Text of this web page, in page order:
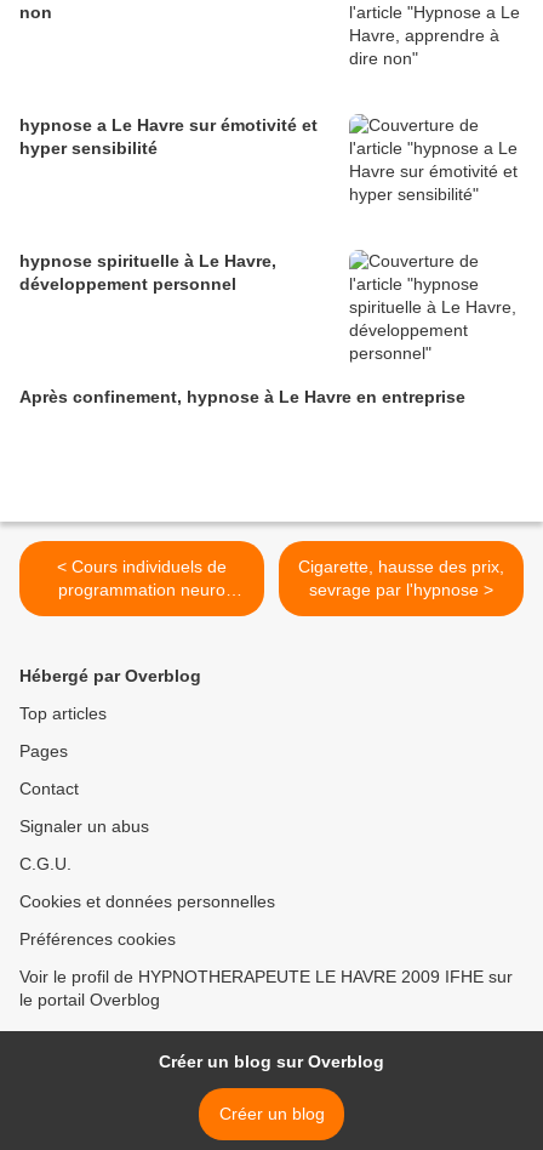
non
hypnose a Le Havre sur émotivité et
hyper sensibilité
hypnose spirituelle à Le Havre,
développement personnel
Après confinement, hypnose à Le Havre en entreprise
< Cours individuels de
programmation neuro
linguistique, Le Havre et
Cigarette, hausse des prix,
sevrage par l'hypnose >
Hébergé par Overblog
Top articles
Pages
Contact
Signaler un abus
C.G.U.
Cookies et données personnelles
Préférences cookies
Voir le profil de HYPNOTHERAPEUTE LE HAVRE 2009 IFHE sur
le portail Overblog
Créer un blog sur Overblog
Créer un blog